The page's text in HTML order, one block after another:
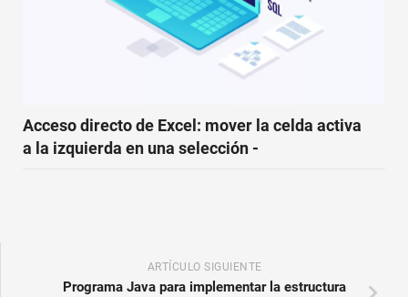
Acceso directo de Excel: mover la celda activa
a la izquierda en una selección -
ARTÍCULO SIGUIENTE
Programa Java para implementar la estructura